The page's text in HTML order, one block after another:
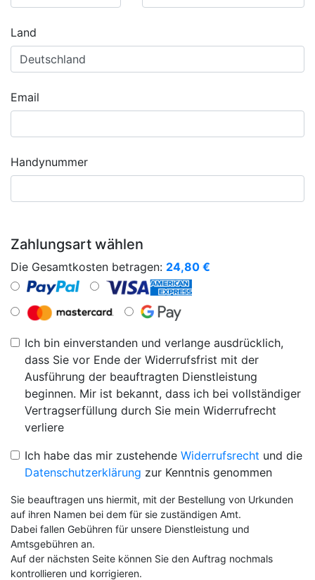
Land
Email
Handynummer
Zahlungsart wählen
Die Gesamtkosten betragen: 24,80 €
Ich bin einverstanden und verlange ausdrücklich,
dass Sie vor Ende der Widerrufsfrist mit der
Ausführung der beauftragten Dienstleistung
beginnen. Mir ist bekannt, dass ich bei vollständiger
Vertragserfüllung durch Sie mein Widerrufrecht
verliere
Ich habe das mir zustehende Widerrufsrecht und die
Datenschutzerklärung zur Kenntnis genommen
Sie beauftragen uns hiermit, mit der Bestellung von Urkunden
auf ihren Namen bei dem für sie zuständigen Amt.
Dabei fallen Gebühren für unsere Dienstleistung und
Amtsgebühren an.
Auf der nächsten Seite können Sie den Auftrag nochmals
kontrollieren und korrigieren.